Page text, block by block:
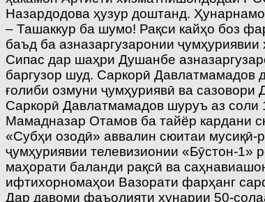
Назардодова ҳузур доштанд.
– Ташаккур ба шумо! Рақси кайҳо боз
баъд ба азназаргузаронии
Сипас дар шаҳри Душанбе
баргузор шуд. Саркорӣ Давлатмамадов
ғолиби озмуни ҷумҳуриявӣ ва сазовори
Саркорӣ Давлатмамадов шуруъ аз
Мамадназар Отамов ба тайёр кардани
«Субҳи озодӣ» аввалин сюитаи
ҷумҳуриявии телевизионии «Бӯстон-1»
маҳорати баланди рақсӣ ва
ифтихорномаҳои Вазорати фарҳанг
Дар давоми фаъолияти ҳунарии 50-